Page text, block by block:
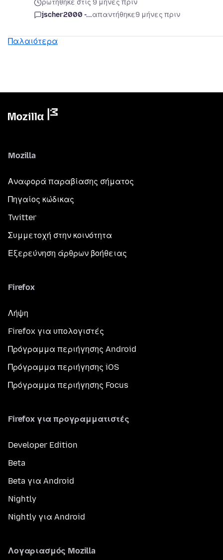
ρωτήθηκε στις 9 μήνες πριν
jscher2000 -...απαντήθηκε9 μήνες πριν
Παλαιότερα
Mozilla
Αναφορά παραβίασης σήματος
Πηγαίος κώδικας
Twitter
Συμμετοχή στην κοινότητα
Εξερεύνηση άρθρων βοήθειας
Firefox
Λήψη
Firefox για υπολογιστές
Πρόγραμμα περιήγησης Android
Πρόγραμμα περιήγησης iOS
Πρόγραμμα περιήγησης Focus
Firefox για προγραμματιστές
Developer Edition
Beta
Beta για Android
Nightly
Nightly για Android
Λογαριασμός Mozilla